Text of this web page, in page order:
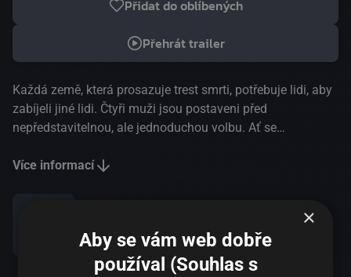
Přidat do oblíbených
Přehrát trailer
Každá země, která prosazuje trest smrti, potřebuje lidi, aby
zabíjeli jiné lidi. Čtyři muži jsou postaveni před
nepředstavitelnou, ale jednoduchou volbu. Ať se
samotné, jejich vztahy a celý jejich život. Ve čtyřech
Více informací
×
Aby se vám web dobře
používal (Souhlas s